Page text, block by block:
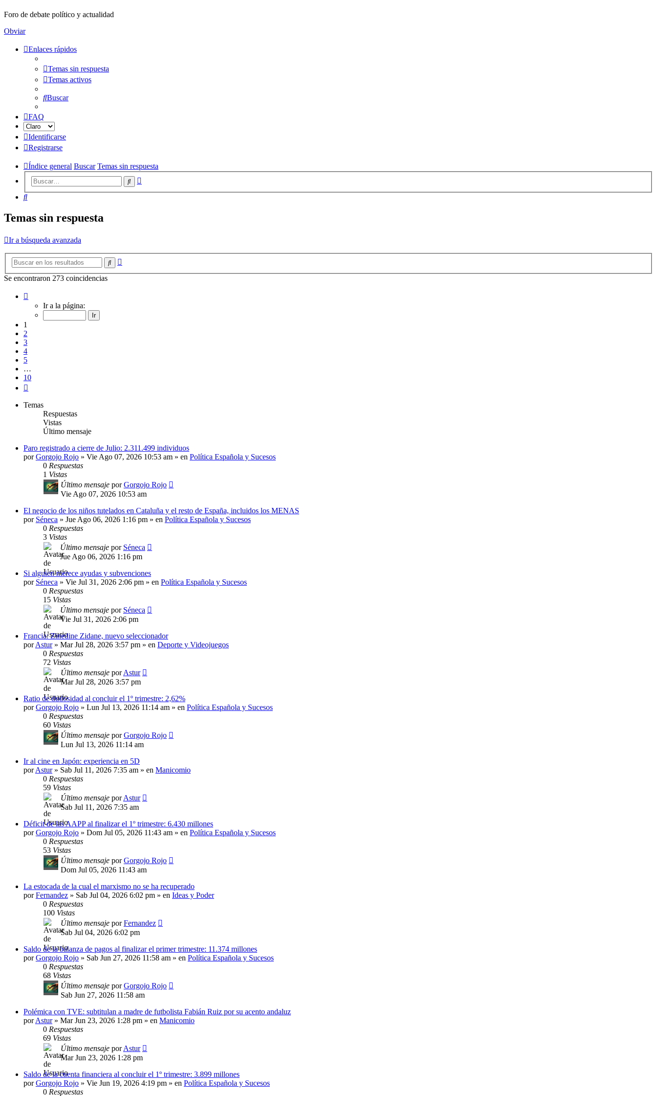
Foro de debate político y actualidad
Obviar
Enlaces rápidos
Temas sin respuesta
Temas activos
Buscar
FAQ
Identificarse
Registrarse
Índice general Buscar Temas sin respuesta
Buscar
Buscar
Temas sin respuesta
Ir a búsqueda avanzada
Buscar
Se encontraron 273 coincidencias
Ir a la página:
1
2
3
4
5
…
10
Temas
Respuestas
Vistas
Último mensaje
Paro registrado a cierre de Julio: 2.311.499 individuos
porGorgojo Rojo » Vie Ago 07, 2026 10:53 am » en Política Española y Sucesos
0 Respuestas
1 Vistas
Último mensaje porGorgojo Rojo
Vie Ago 07, 2026 10:53 am
El negocio de los niños tutelados en Cataluña y el resto de España, incluidos los MENAS
por Séneca » Jue Ago 06, 2026 1:16 pm » en Política Española y Sucesos
0 Respuestas
3 Vistas
Último mensaje por Séneca
Jue Ago 06, 2026 1:16 pm
Si alguien merece ayudas y subvenciones
por Séneca » Vie Jul 31, 2026 2:06 pm » en Política Española y Sucesos
0 Respuestas
15 Vistas
Último mensaje por Séneca
Vie Jul 31, 2026 2:06 pm
Francia: Zinedine Zidane, nuevo seleccionador
porAstur» Mar Jul 28, 2026 3:57 pm » en Deporte y Videojuegos
0 Respuestas
72 Vistas
Último mensaje porAstur
Mar Jul 28, 2026 3:57 pm
Ratio de dudosidad al concluir el 1º trimestre: 2,62%
porGorgojo Rojo » Lun Jul 13, 2026 11:14 am » en Política Española y Sucesos
0 Respuestas
60 Vistas
Último mensaje porGorgojo Rojo
Lun Jul 13, 2026 11:14 am
Ir al cine en Japón: experiencia en 5D
porAstur» Sab Jul 11, 2026 7:35 am » en Manicomio
0 Respuestas
59 Vistas
Último mensaje porAstur
Sab Jul 11, 2026 7:35 am
Déficit de las AAPP al finalizar el 1º trimestre: 6.430 millones
porGorgojo Rojo » Dom Jul 05, 2026 11:43 am » en Política Española y Sucesos
0 Respuestas
53 Vistas
Último mensaje porGorgojo Rojo
Dom Jul 05, 2026 11:43 am
La estocada de la cual el marxismo no se ha recuperado
porFernandez » Sab Jul 04, 2026 6:02 pm » en Ideas y Poder
0 Respuestas
100 Vistas
Último mensaje porFernandez
Sab Jul 04, 2026 6:02 pm
Saldo de la balanza de pagos al finalizar el primer trimestre: 11.374 millones
porGorgojo Rojo » Sab Jun 27, 2026 11:58 am » en Política Española y Sucesos
0 Respuestas
68 Vistas
Último mensaje porGorgojo Rojo
Sab Jun 27, 2026 11:58 am
Polémica con TVE: subtitulan a madre de futbolista Fabián Ruiz por su acento andaluz
porAstur» Mar Jun 23, 2026 1:28 pm » en Manicomio
0 Respuestas
69 Vistas
Último mensaje porAstur
Mar Jun 23, 2026 1:28 pm
Saldo de la cuenta financiera al concluir el 1º trimestre: 3.899 millones
porGorgojo Rojo » Vie Jun 19, 2026 4:19 pm » en Política Española y Sucesos
0 Respuestas